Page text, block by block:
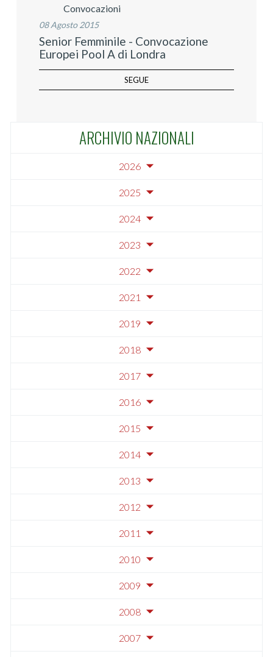
Convocazioni
08 Agosto 2015
Senior Femminile - Convocazione
Europei Pool A di Londra
SEGUE
ARCHIVIO NAZIONALI
2026
2025
2024
2023
2022
2021
2019
2018
2017
2016
2015
2014
2013
2012
2011
2010
2009
2008
2007